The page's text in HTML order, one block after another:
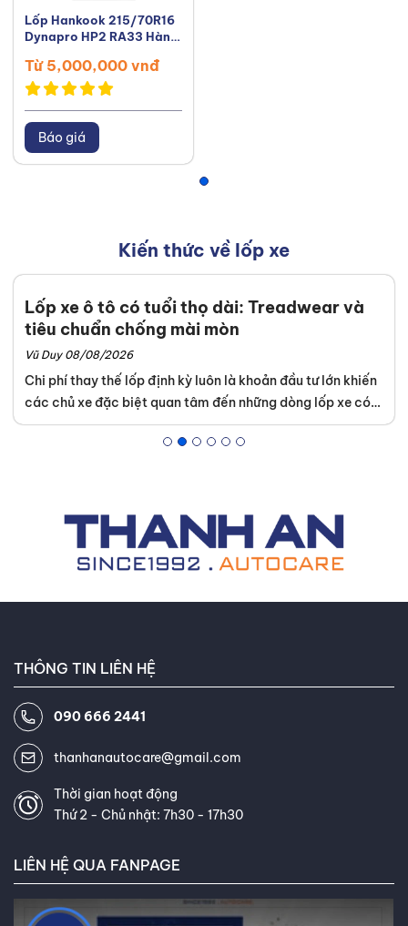
Lốp Hankook 215/70R16
Dynapro HP2 RA33 Hàn
Từ 5,000,000 vnđ
Báo giá
Kiến thức về lốp xe
Công nghệ lốp xe tương lai: Smart Tires,
Self-Healing & Airless Tires
Vũ Duy 04/08/2026
Ngành công nghiệp ô tô liên tục cập nhật các xu hướng và
công nghệ trong tương lai nhằm mang lại trải nghiệm lái
xe an toàn tuyệt đối. Khách hàng dễ dàng tìm thấy những
dòng sản phẩm tích hợp kỹ thuật cao tại hệ thống của
ngân sách bảo dưỡng dài hạn.
THÔNG TIN LIÊN HỆ
090 666 2441
thanhanautocare@gmail.com
Thời gian hoạt động
Thứ 2 - Chủ nhật: 7h30 - 17h30
LIÊN HỆ QUA FANPAGE